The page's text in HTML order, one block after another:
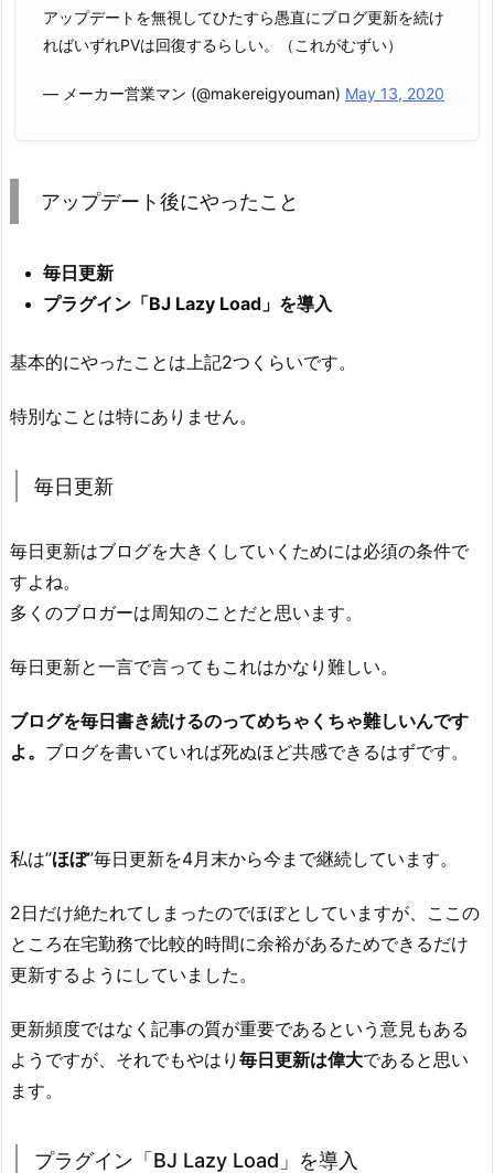
アップデートを無視してひたすら愚直にブログ更新を続け
ればいずれPVは回復するらしい。（これがむずい）
— メーカー営業マン (@makereigyouman) May 13, 2020
アップデート後にやったこと
毎日更新
プラグイン「BJ Lazy Load」を導入
基本的にやったことは上記2つくらいです。
特別なことは特にありません。
毎日更新
毎日更新はブログを大きくしていくためには必須の条件で
すよね。
多くのブロガーは周知のことだと思います。
毎日更新と一言で言ってもこれはかなり難しい。
ブログを毎日書き続けるのってめちゃくちゃ難しいんです
よ。 ブログを書いていれば死ぬほど共感できるはずです。
私は”ほぼ”毎日更新を4月末から今まで継続しています。
2日だけ絶たれてしまったのでほぼとしていますが、ここの
ところ在宅勤務で比較的時間に余裕があるためできるだけ
更新するようにしていました。
更新頻度ではなく記事の質が重要であるという意見もある
ようですが、それでもやはり 毎日更新は偉大であると思い
ます。
プラグイン「BJ Lazy Load」を導入